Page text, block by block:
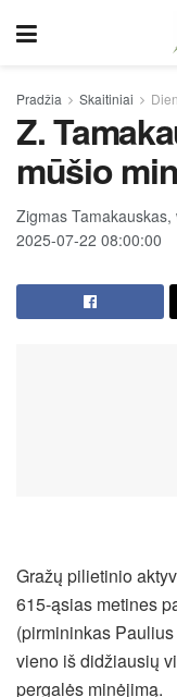
Pradžia Skaitiniai
Z.
mūšio
Zigmas Tamakauskas,
2025-07-22 08:00:00
Gražų pilietinio
615-ąsias metines
(pirmininkas
vieno iš didžiausių
pergalės minėjimą.